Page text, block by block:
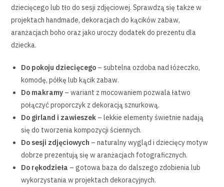
dziecięcego lub tło do sesji zdjęciowej. Sprawdzą się także w
projektach handmade, dekoracjach do kącików zabaw,
aranżacjach boho oraz jako uroczy dodatek do prezentu dla
dziecka.
Do pokoju dziecięcego – subtelna ozdoba nad łóżeczko,
komodę, półkę lub kącik zabaw.
Do makramy – wariant z mocowaniem pozwala łatwo
połączyć proporczyk z dekoracją sznurkową.
Do girland i zawieszek – lekkie elementy świetnie nadają
się do tworzenia kompozycji ściennych.
Do sesji zdjęciowych – naturalny wygląd i dziecięcy motyw
dobrze prezentują się w aranżacjach fotograficznych.
Do rękodzieła – gotowa baza do dalszego zdobienia lub
wykorzystania w projektach dekoracyjnych.